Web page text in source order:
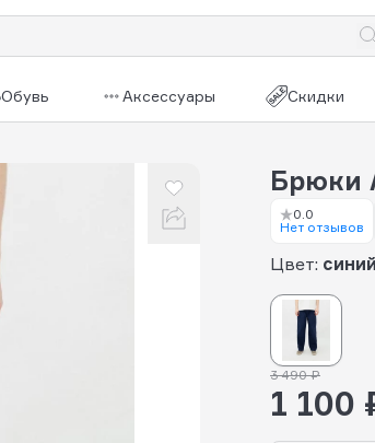
Обувь Аксессуары Скидки
Брюки
0.0
Нет отзывов
Цвет: синий
3 490 ₽
1 100